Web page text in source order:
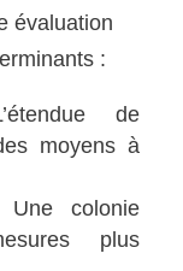
évaluation
:
de
moyens à
colonie
plus